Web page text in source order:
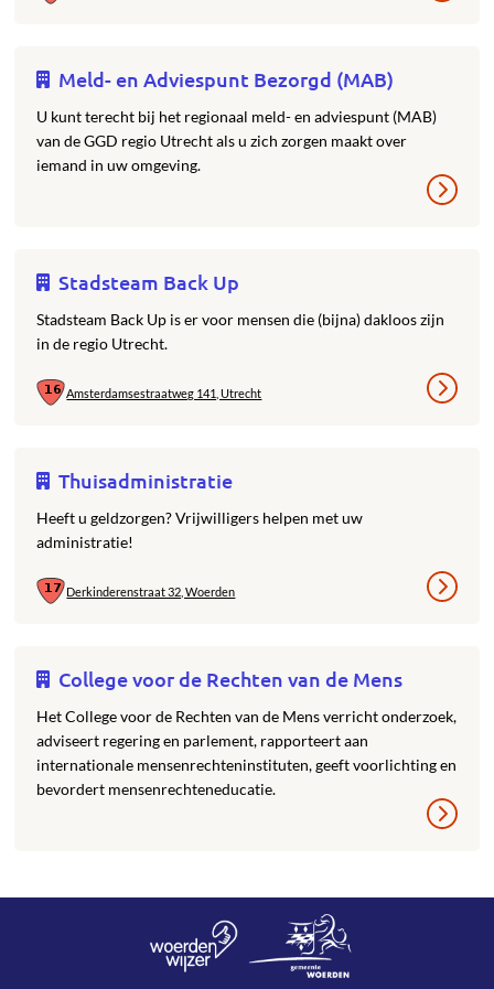
Meld- en Adviespunt Bezorgd (MAB)
U kunt terecht bij het regionaal meld- en adviespunt (MAB)
van de GGD regio Utrecht als u zich zorgen maakt over
iemand in uw omgeving.
Stadsteam Back Up
Stadsteam Back Up is er voor mensen die (bijna) dakloos zijn
in de regio Utrecht.
Amsterdamsestraatweg 141, Utrecht
Thuisadministratie
Heeft u geldzorgen? Vrijwilligers helpen met uw
administratie!
Derkinderenstraat 32, Woerden
College voor de Rechten van de Mens
Het College voor de Rechten van de Mens verricht onderzoek,
adviseert regering en parlement, rapporteert aan
internationale mensenrechteninstituten, geeft voorlichting en
bevordert mensenrechteneducatie.